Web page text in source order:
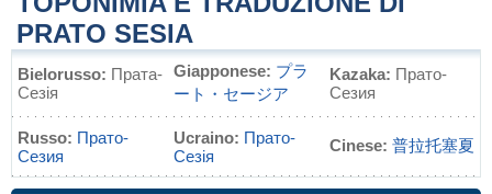
PRATO SESIA
Bielorusso: Прата-
Сезія
Giapponese: プラ
ート・セージア
Kazaka: Прато-
Сезия
Russo: Прато-
Сезия
Ucraino: Прато-
Сезія
Cinese: 普拉托塞夏